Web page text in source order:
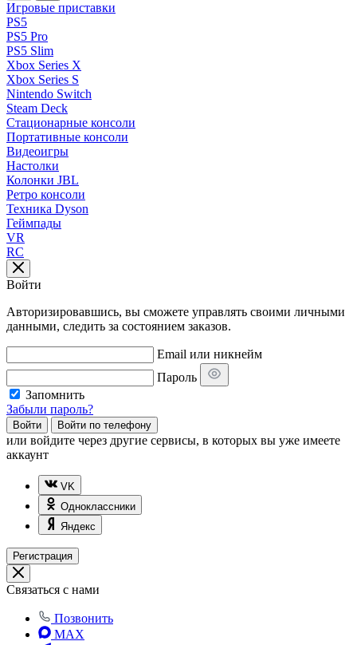
Игровые приставки
PS5
PS5 Pro
PS5 Slim
Xbox Series X
Xbox Series S
Nintendo Switch
Steam Deck
Стационарные консоли
Портативные консоли
Видеоигры
Настолки
Колонки JBL
Ретро консоли
Техника Dyson
Геймпады
VR
RC
Войти
Авторизировавшись, вы сможете управлять своими личными
данными, следить за состоянием заказов.
Email или никнейм
Пароль
Запомнить
Забыли пароль?
Войти Войти по телефону
или войдите через другие сервисы, в которых вы уже имеете
аккаунт
VK
Одноклассники
Яндекс
Регистрация
Связаться с нами
Позвонить
MAX